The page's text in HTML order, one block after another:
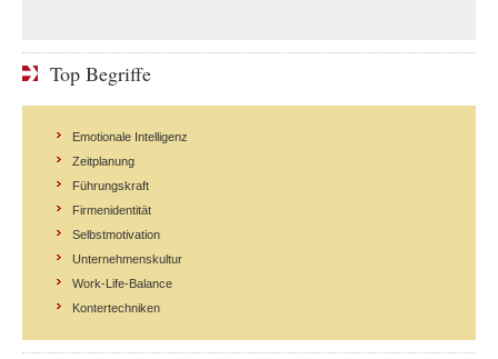
Top Begriffe
Emotionale Intelligenz
Zeitplanung
Führungskraft
Firmenidentität
Selbstmotivation
Unternehmenskultur
Work-Life-Balance
Kontertechniken